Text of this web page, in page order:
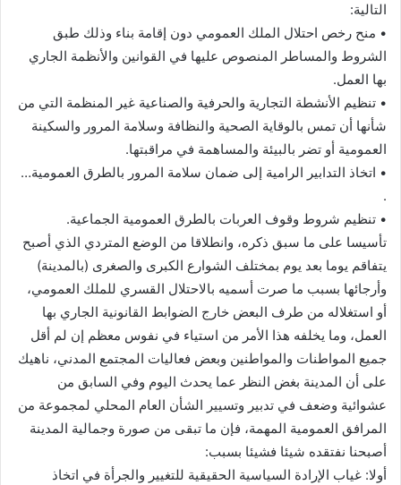
التالية:
• منح رخص احتلال الملك العمومي دون إقامة بناء وذلك طبق
الشروط والمساطر المنصوص عليها في القوانين والأنظمة الجاري
بها العمل.
• تنظيم الأنشطة التجارية والحرفية والصناعية غير المنظمة التي من
شأنها أن تمس بالوقاية الصحية والنظافة وسلامة المرور والسكينة
العمومية أو تضر بالبيئة والمساهمة في مراقبتها.
• اتخاذ التدابير الرامية إلى ضمان سلامة المرور بالطرق العمومية…
.
• تنظيم شروط وقوف العربات بالطرق العمومية الجماعية.
تأسيسا على ما سبق ذكره، وانطلاقا من الوضع المتردي الذي أصبح
يتفاقم يوما بعد يوم بمختلف الشوارع الكبرى والصغرى (بالمدينة)
وأرجائها بسبب ما صرت أسميه بالاحتلال القسري للملك العمومي،
أو استغلاله من طرف البعض خارج الضوابط القانونية الجاري بها
العمل، وما يخلفه هذا الأمر من استياء في نفوس معظم إن لم أقل
جميع المواطنات والمواطنين وبعض فعاليات المجتمع المدني، ناهيك
على أن المدينة بغض النظر عما يحدث اليوم وفي السابق من
عشوائية وضعف في تدبير وتسيير الشأن العام المحلي لمجموعة من
المرافق العمومية المهمة، فإن ما تبقى من صورة وجمالية المدينة
أصبحنا نفتقده شيئا فشيئا بسبب:
أولا: غياب الإرادة السياسية الحقيقية للتغيير والجرأة في اتخاذ